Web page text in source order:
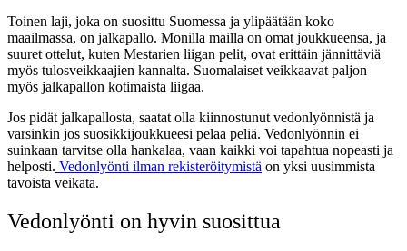
Toinen laji, joka on suosittu Suomessa ja ylipäätään koko
maailmassa, on jalkapallo. Monilla mailla on omat joukkueensa, ja
suuret ottelut, kuten Mestarien liigan pelit, ovat erittäin jännittäviä
myös tulosveikkaajien kannalta. Suomalaiset veikkaavat paljon
myös jalkapallon kotimaista liigaa.
Jos pidät jalkapallosta, saatat olla kiinnostunut vedonlyönnistä ja
varsinkin jos suosikkijoukkueesi pelaa peliä. Vedonlyönnin ei
suinkaan tarvitse olla hankalaa, vaan kaikki voi tapahtua nopeasti ja
helposti. Vedonlyönti ilman rekisteröitymistä on yksi uusimmista
tavoista veikata.
Vedonlyönti on hyvin suosittua